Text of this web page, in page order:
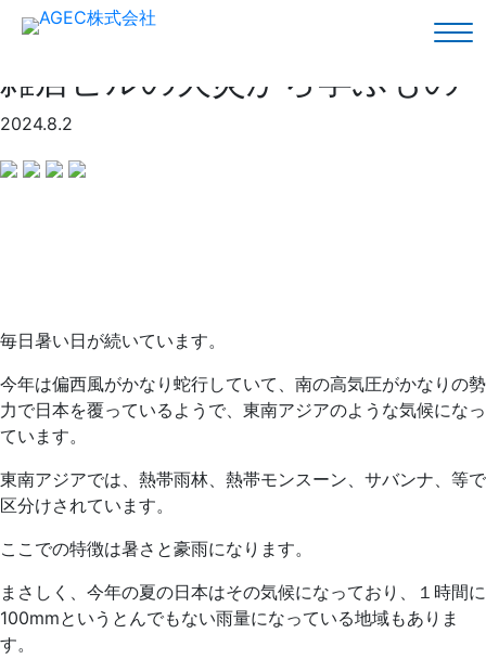
AGECブログ
雑居ビルの火災から学ぶもの
2024.8.2
毎日暑い日が続いています。
今年は偏西風がかなり蛇行していて、南の高気圧がかなりの勢
力で日本を覆っているようで、東南アジアのような気候になっ
ています。
東南アジアでは、熱帯雨林、熱帯モンスーン、サバンナ、等で
区分けされています。
ここでの特徴は暑さと豪雨になります。
まさしく、今年の夏の日本はその気候になっており、１時間に
100mmというとんでもない雨量になっている地域もありま
す。